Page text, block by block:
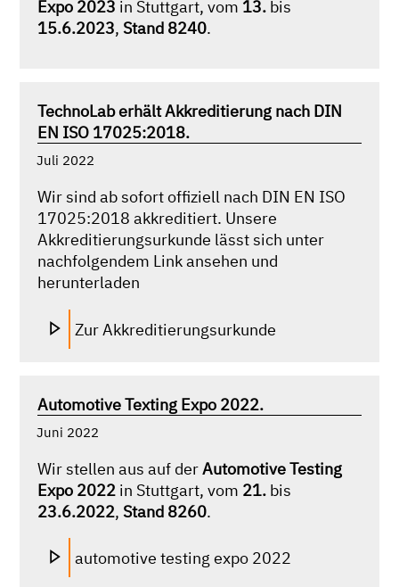
Expo 2023 in Stuttgart, vom 13. bis
15.6.2023,Stand 8240.
TechnoLab erhält Akkreditierung nach DIN
EN ISO 17025:2018.
Juli 2022
Wir sind ab sofort offiziell nach DIN EN ISO
17025:2018 akkreditiert. Unsere
Akkreditierungsurkunde lässt sich unter
nachfolgendem Link ansehen und
herunterladen
Zur Akkreditierungsurkunde
Automotive Texting Expo 2022.
Juni 2022
Wir stellen aus auf derAutomotive Testing
Expo 2022 in Stuttgart, vom 21. bis
23.6.2022,Stand 8260.
automotive testing expo 2022